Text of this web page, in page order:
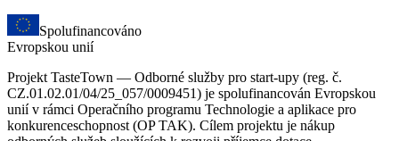
Spolufinancováno
Evropskou unií
Projekt TasteTown — Odborné služby pro start-upy (reg. č.
CZ.01.02.01/04/25_057/0009451) je spolufinancován Evropskou
unií v rámci Operačního programu Technologie a aplikace pro
konkurenceschopnost (OP TAK). Cílem projektu je nákup